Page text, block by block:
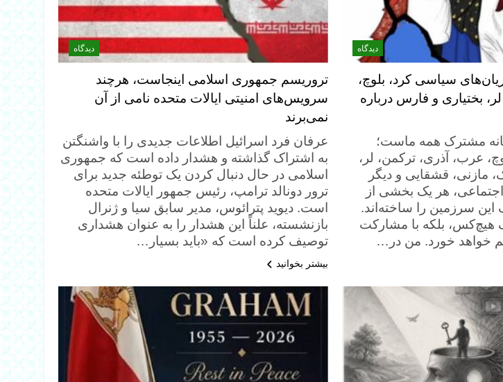
دیدگاه
سیاسی کرد، بلوچ،
بختیاری و فارس درباره
مشترک همه ماست؛
عرب، آذری، ترکمن، لر،
مازنی، قشقایی و دیگر
هر یک بخشی از
این سرزمین را ساخته‌اند.
هیچ‌کس، بلکه با مشارکت
خواهد خورد. من در…
دیدگاه
تروریسم جمهوری اسلامی اینجاست، هرچند
سرویس‌های امنیتی ایالات متحده نامی از آن
نمی‌برند
عرفان فرد اسرائیل اطلاعات جدیدی را با واشنگتن
به اشتراک گذاشته و هشدار داده است که جمهوری
اسلامی در حال دنبال کردن یک توطئه جدید برای
ترور دونالد ترامپ، رئیس جمهور ایالات متحده
است. دیوید پترائوس، مدیر سابق سیا و ژنرال
بازنشسته، علناً این هشدار را به عنوان هشداری
توصیف کرده است که «باید بسیار…
بیشتر بخوانید